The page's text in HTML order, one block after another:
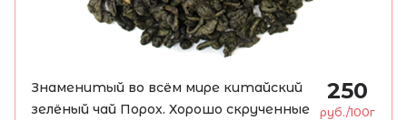
Знаменитый во всём мире китайский
зелёный чай Порох. Хорошо скрученные
250
руб./100г